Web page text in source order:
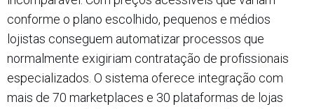
conforme o plano escolhido, pequenos e médios
lojistas conseguem automatizar processos que
normalmente exigiriam contratação de profissionais
especializados. O sistema oferece integração com
mais de 70 marketplaces e 30 plataformas de lojas